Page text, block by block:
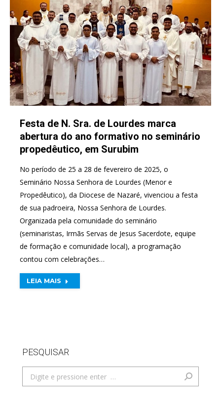
Festa de N. Sra. de Lourdes marca
abertura do ano formativo no seminário
propedêutico, em Surubim
No período de 25 a 28 de fevereiro de 2025, o
Seminário Nossa Senhora de Lourdes (Menor e
Propedêutico), da Diocese de Nazaré, vivenciou a festa
de sua padroeira, Nossa Senhora de Lourdes.
Organizada pela comunidade do seminário
(seminaristas, Irmãs Servas de Jesus Sacerdote, equipe
de formação e comunidade local), a programação
contou com celebrações…
LEIA MAIS
PESQUISAR
Search: